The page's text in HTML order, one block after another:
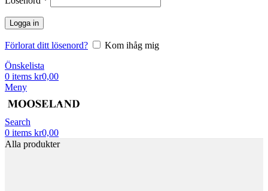
Logga in
Förlorat ditt lösenord?
Kom ihåg mig
Önskelista
0 items kr0,00
Meny
Search
0 items kr0,00
Alla produkter